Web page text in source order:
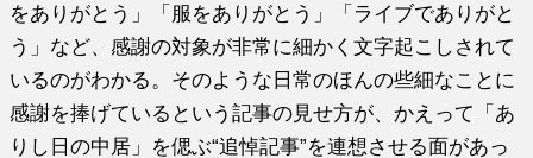
をありがとう」「服をありがとう」「ライブでありがと
う」など、感謝の対象が非常に細かく文字起こしされて
いるのがわかる。そのような日常のほんの些細なことに
感謝を捧げているという記事の見せ方が、かえって「あ
りし日の中居」を偲ぶ“追悼記事”を連想させる面があっ